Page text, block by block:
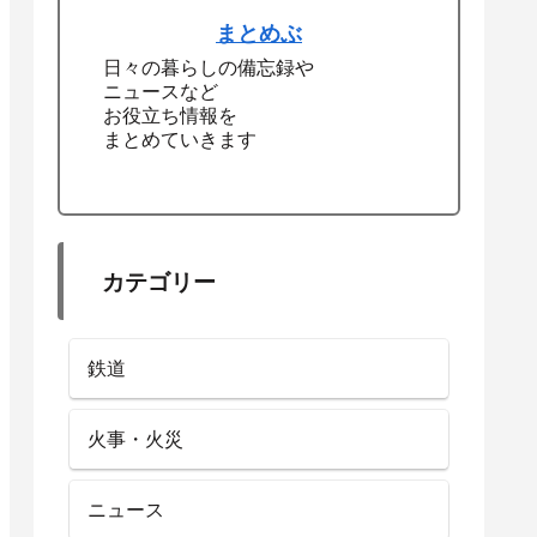
まとめぶ
日々の暮らしの備忘録や
ニュースなど
お役立ち情報を
まとめていきます
カテゴリー
鉄道
火事・火災
ニュース